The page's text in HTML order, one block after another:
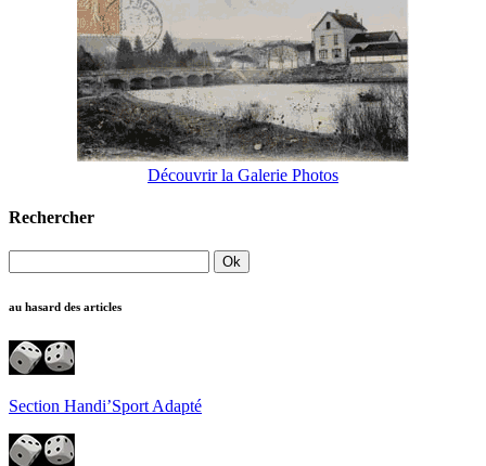
Découvrir la Galerie Photos
Rechercher
au hasard des articles
Section Handi’Sport Adapté